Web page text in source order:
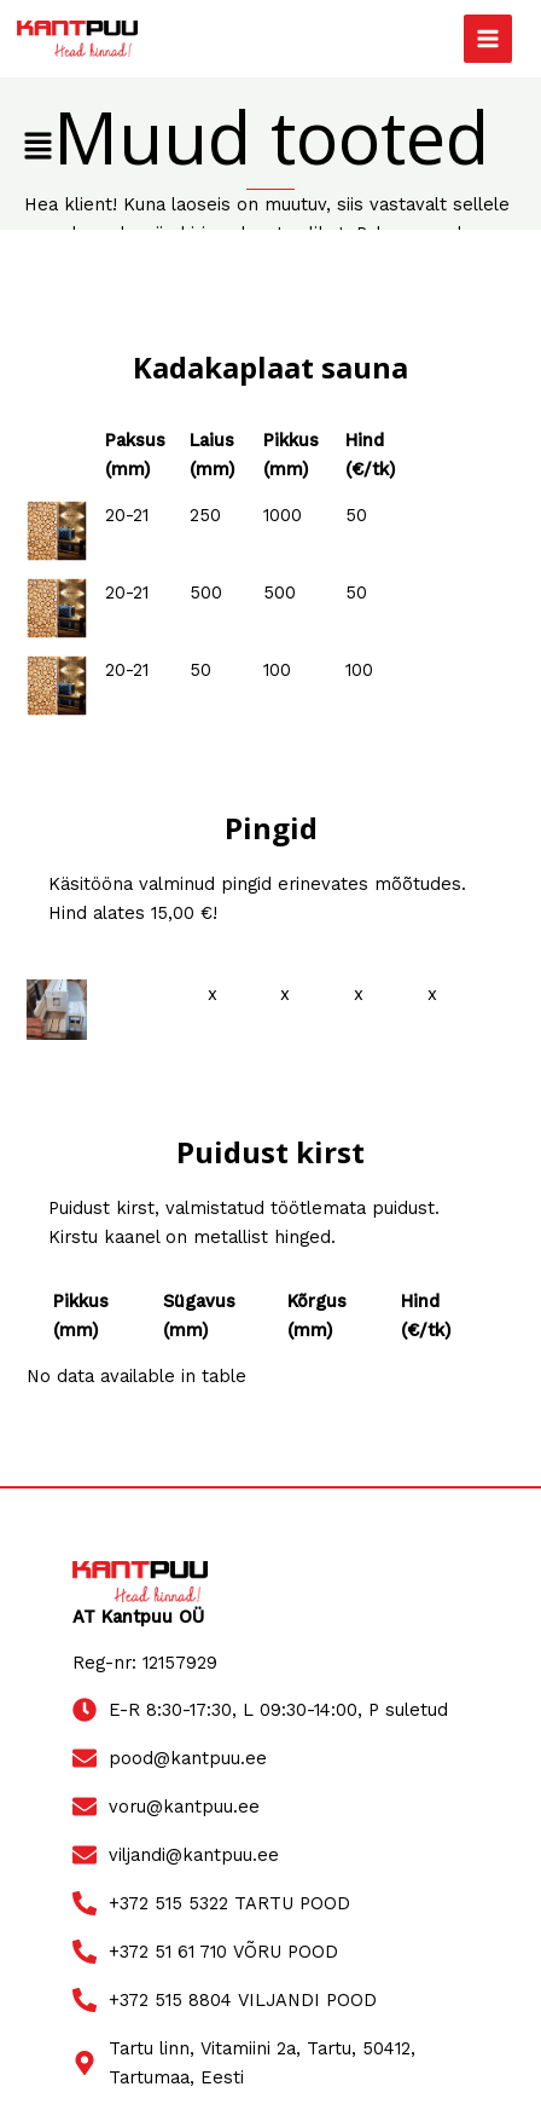
Main
Menu
Muud tooted
Hea klient! Kuna laoseis on muutuv, siis vastavalt sellele
uuendame ka siin kirjas olevat valikut. Palun veendu
Main
Menu
Kadakaplaat sauna
Paksus
(mm)
Laius
(mm)
Pikkus
(mm)
Hind
(€/tk)
Paksus
Laius
Pikkus
Hind
20-21 250 1000 50
20-21 500 500 50
20-21 50 100 100
Pingid
Käsitööna valminud pingid erinevates mõõtudes.
Hind alates 15,00 €!
x x x x
Puidust kirst
Puidust kirst, valmistatud töötlemata puidust.
Kirstu kaanel on metallist hinged.
Pikkus
(mm)
Sügavus
(mm)
Kõrgus
(mm)
Hind
(€/tk)
Pikkus
Sügavus
No data available in table
AT Kantpuu OÜ
Reg-nr: 12157929
E-R 8:30-17:30, L 09:30-14:00, P suletud
pood@kantpuu.ee
voru@kantpuu.ee
viljandi@kantpuu.ee
+372 515 5322 TARTU POOD
+372 51 61 710 VÕRU POOD
+372 515 8804 VILJANDI POOD
Tartu linn, Vitamiini 2a, Tartu, 50412,
Tartumaa, Eesti